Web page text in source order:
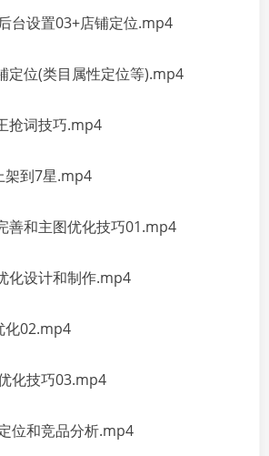
台设置03+店铺定位.mp4
定位(类目属性定位等).mp4
抢词技巧.mp4
架到7星.mp4
善和主图优化技巧01.mp4
化设计和制作.mp4
化02.mp4
化技巧03.mp4
位和竞品分析.mp4